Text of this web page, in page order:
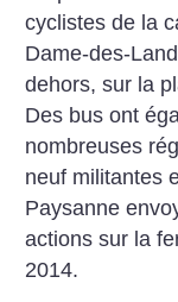
cyclistes de la
Dame-des-
dehors, sur la
Des bus ont
nombreuses
neuf militantes
Paysanne
actions sur la
2014.